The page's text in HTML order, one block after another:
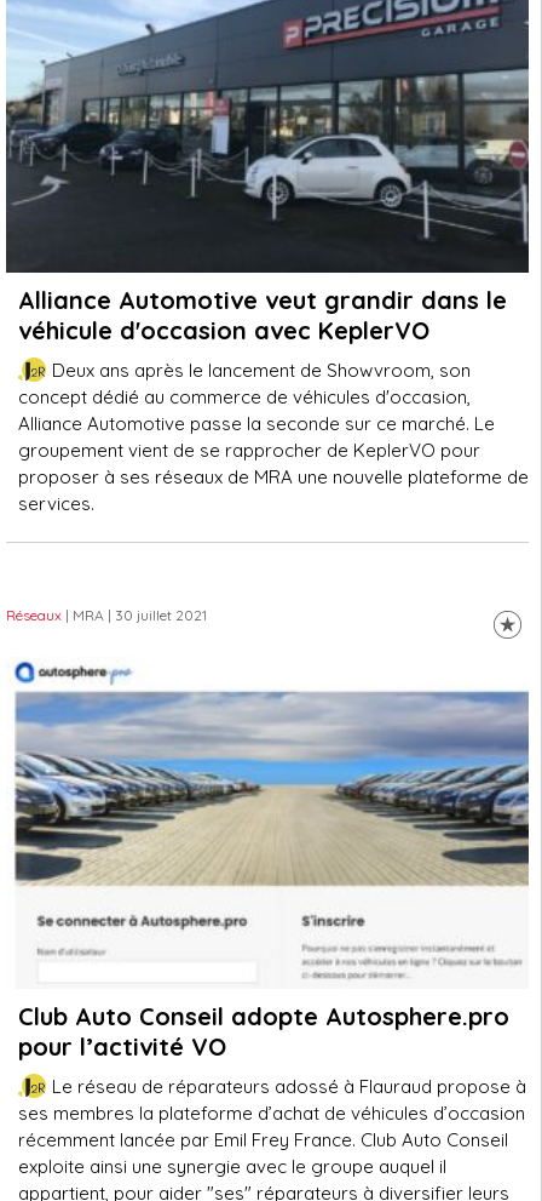
Alliance Automotive veut grandir dans le
véhicule d'occasion avec KeplerVO
Deux ans après le lancement de Showvroom, son
concept dédié au commerce de véhicules d'occasion,
Alliance Automotive passe la seconde sur ce marché. Le
groupement vient de se rapprocher de KeplerVO pour
proposer à ses réseaux de MRA une nouvelle plateforme de
services.
Réseaux | MRA | 30 juillet 2021
Club Auto Conseil adopte Autosphere.pro
pour l’activité VO
Le réseau de réparateurs adossé à Flauraud propose à
ses membres la plateforme d’achat de véhicules d’occasion
récemment lancée par Emil Frey France. Club Auto Conseil
exploite ainsi une synergie avec le groupe auquel il
appartient, pour aider "ses" réparateurs à diversifier leurs